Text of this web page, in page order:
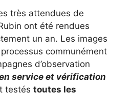
très attendues de
ont été rendues
un an. Les images
communément
d’observation
service et vérification
testés toutes les